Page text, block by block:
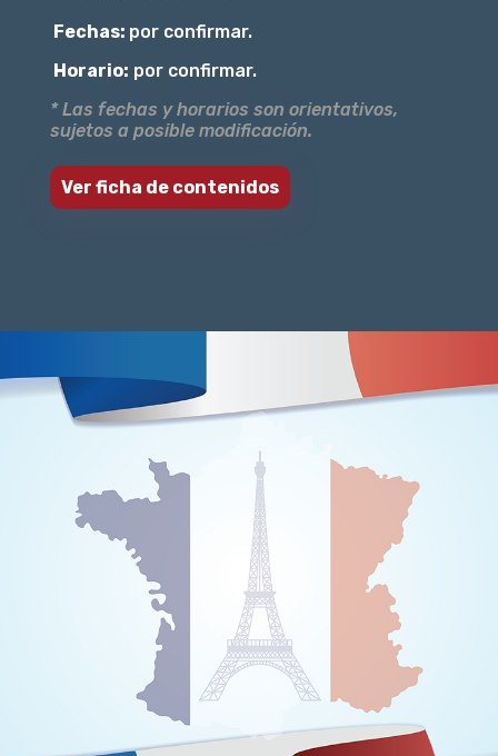
Fechas: por confirmar.
Horario: por confirmar.
* Las fechas y horarios son orientativos,
sujetos a posible modificación.
Ver ficha de contenidos